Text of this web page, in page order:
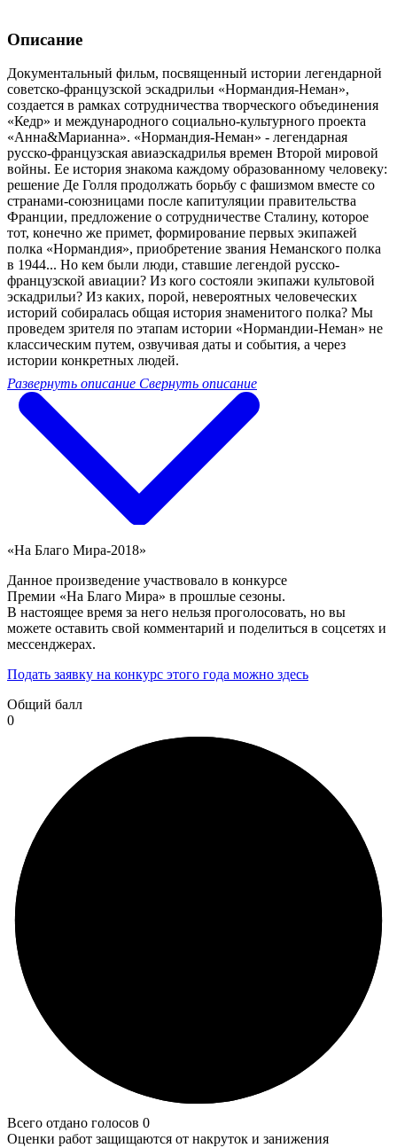
Описание
Документальный фильм, посвященный истории легендарной
советско-французской эскадрильи «Нормандия-Неман»,
создается в рамках сотрудничества творческого объединения
«Кедр» и международного социально-культурного проекта
«Анна&Марианна». «Нормандия-Неман» - легендарная
русско-французская авиаэскадрилья времен Второй мировой
войны. Ее история знакома каждому образованному человеку:
решение Де Голля продолжать борьбу с фашизмом вместе со
странами-союзницами после капитуляции правительства
Франции, предложение о сотрудничестве Сталину, которое
тот, конечно же примет, формирование первых экипажей
полка «Нормандия», приобретение звания Неманского полка
в 1944... Но кем были люди, ставшие легендой русско-
французской авиации? Из кого состояли экипажи культовой
эскадрильи? Из каких, порой, невероятных человеческих
историй собиралась общая история знаменитого полка? Мы
проведем зрителя по этапам истории «Нормандии-Неман» не
классическим путем, озвучивая даты и события, а через
истории конкретных людей.
Развернуть описание Свернуть описание
«На Благо Мира-2018»
Данное произведение участвовало в конкурсе
Премии «На Благо Мира» в прошлые сезоны.
В настоящее время за него нельзя проголосовать, но вы
можете оставить свой комментарий и поделиться в соцсетях и
мессенджерах.
Подать заявку на конкурс этого года можно здесь
Общий балл
0
Всего отдано голосов 0
Оценки работ защищаются от накруток и занижения